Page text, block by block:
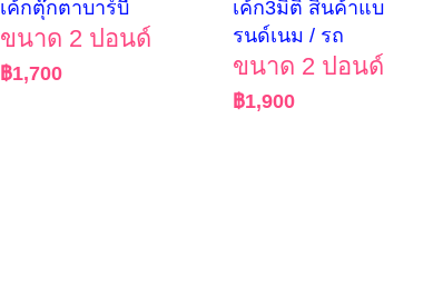
เค้กตุ๊กตาบาร์บี้
ขนาด 2 ปอนด์
฿1,700
เค้ก3มิติ สินค้าแบ
รนด์เนม / รถ
ขนาด 2 ปอนด์
฿1,900